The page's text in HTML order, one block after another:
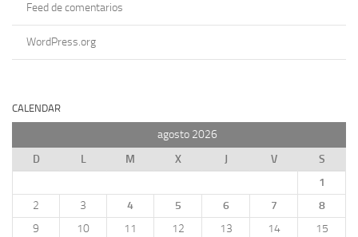
Feed de comentarios
WordPress.org
CALENDAR
agosto 2026
D
L M X J V
S
1
2
3 4 5 6 7
8
9
10 11 12 13 14
15